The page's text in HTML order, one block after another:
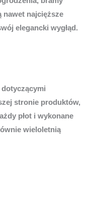
nawet najcięższe
elegancki wygłąd.
dotyczącymi
stronie produktów,
płot i wykonane
wieloletnią